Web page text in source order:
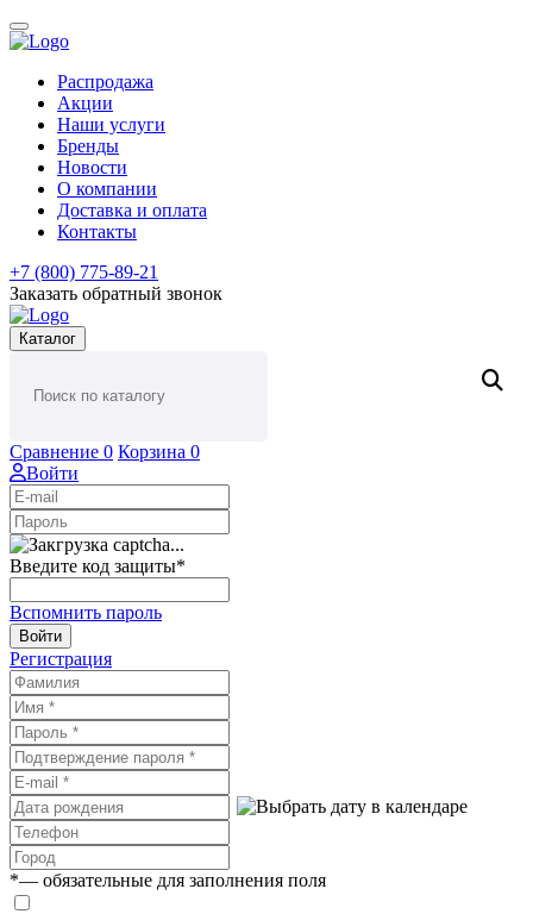
Распродажа
Акции
Наши услуги
Бренды
Новости
О компании
Доставка и оплата
Контакты
+7 (800) 775-89-21
Заказать обратный звонок
Каталог
Сравнение 0 Корзина 0
Войти
Введите код защиты*
Вспомнить пароль
Войти
Регистрация
*— обязательные для заполнения поля